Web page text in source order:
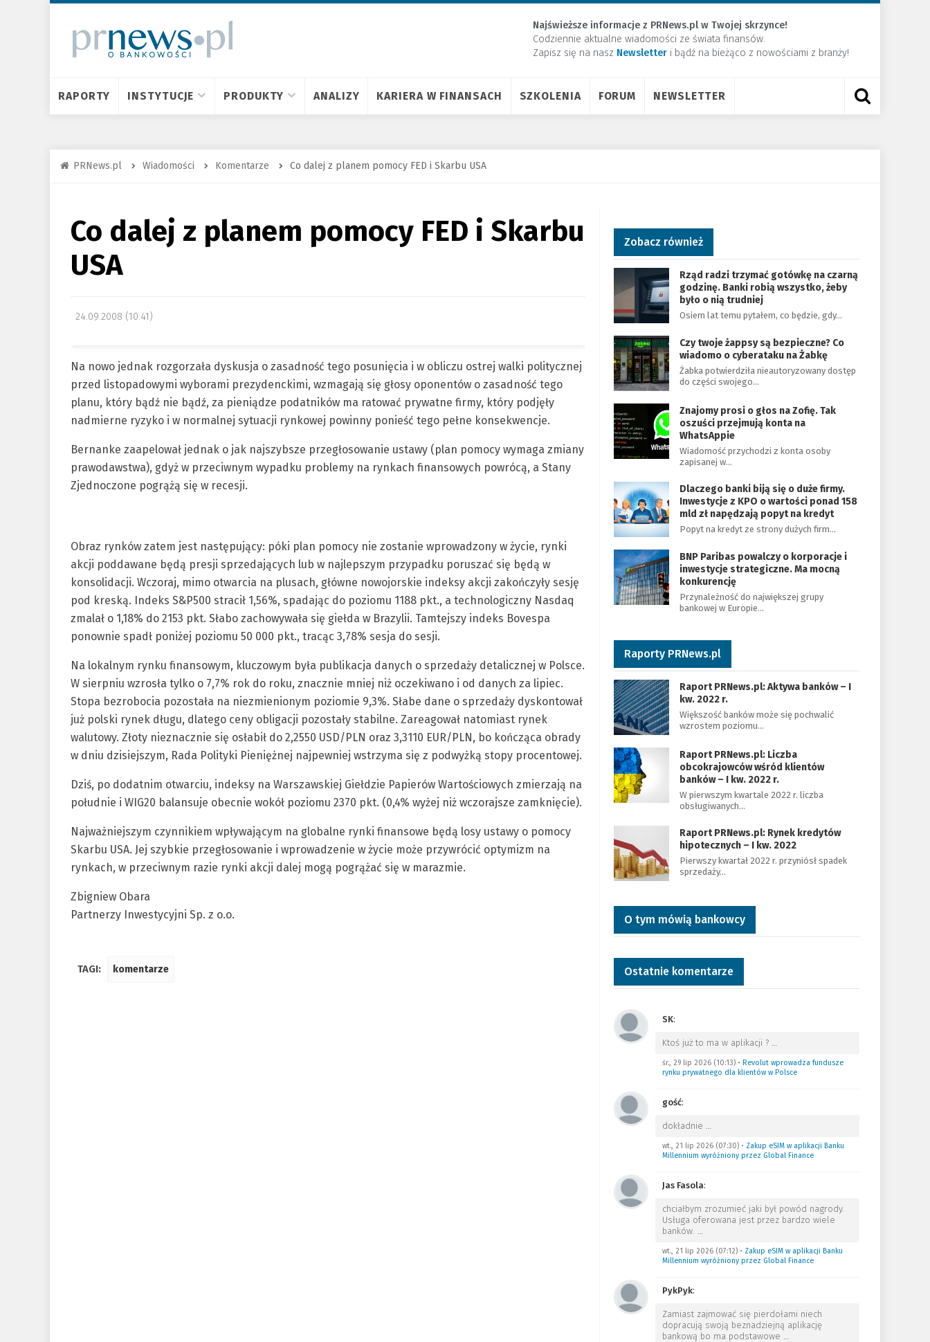
Najświeższe informacje z PRNews.pl w Twojej skrzynce!
Codziennie aktualne wiadomości ze świata finansów.
Zapisz się na nasz Newsletter ​i bądź na bieżąco z nowościami z branży!
RAPORTY INSTYTUCJE PRODUKTY ANALIZY KARIERA W FINANSACH SZKOLENIA FORUM NEWSLETTER
PRNews.pl Wiadomości Komentarze Co dalej z planem pomocy FED i Skarbu USA
Co dalej z planem pomocy FED i Skarbu
USA
24.09.2008 (10:41)
Na nowo jednak rozgorzała dyskusja o zasadność tego posunięcia i w obliczu ostrej walki politycznej
przed listopadowymi wyborami prezydenckimi, wzmagają się głosy oponentów o zasadność tego
planu, który bądź nie bądź, za pieniądze podatników ma ratować prywatne firmy, który podjęły
nadmierne ryzyko i w normalnej sytuacji rynkowej powinny ponieść tego pełne konsekwencje.
Bernanke zaapelował jednak o jak najszybsze przegłosowanie ustawy (plan pomocy wymaga zmiany
prawodawstwa), gdyż w przeciwnym wypadku problemy na rynkach finansowych powrócą, a Stany
Zjednoczone pogrążą się w recesji.
Obraz rynków zatem jest następujący: póki plan pomocy nie zostanie wprowadzony w życie, rynki
akcji poddawane będą presji sprzedających lub w najlepszym przypadku poruszać się będą w
konsolidacji. Wczoraj, mimo otwarcia na plusach, główne nowojorskie indeksy akcji zakończyły sesję
pod kreską. Indeks S&P500 stracił 1,56%, spadając do poziomu 1188 pkt., a technologiczny Nasdaq
zmalał o 1,18% do 2153 pkt. Słabo zachowywała się giełda w Brazylii. Tamtejszy indeks Bovespa
ponownie spadł poniżej poziomu 50 000 pkt., tracąc 3,78% sesja do sesji.
Na lokalnym rynku finansowym, kluczowym była publikacja danych o sprzedaży detalicznej w Polsce.
W sierpniu wzrosła tylko o 7,7% rok do roku, znacznie mniej niż oczekiwano i od danych za lipiec.
Stopa bezrobocia pozostała na niezmienionym poziomie 9,3%. Słabe dane o sprzedaży dyskontował
już polski rynek długu, dlatego ceny obligacji pozostały stabilne. Zareagował natomiast rynek
walutowy. Złoty nieznacznie się osłabił do 2,2550 USD/PLN oraz 3,3110 EUR/PLN, bo kończąca obrady
w dniu dzisiejszym, Rada Polityki Pieniężnej najpewniej wstrzyma się z podwyżką stopy procentowej.
Dziś, po dodatnim otwarciu, indeksy na Warszawskiej Giełdzie Papierów Wartościowych zmierzają na
południe i WIG20 balansuje obecnie wokół poziomu 2370 pkt. (0,4% wyżej niż wczorajsze zamknięcie).
Najważniejszym czynnikiem wpływającym na globalne rynki finansowe będą losy ustawy o pomocy
Skarbu USA. Jej szybkie przegłosowanie i wprowadzenie w życie może przywrócić optymizm na
rynkach, w przeciwnym razie rynki akcji dalej mogą pogrążać się w marazmie.
Zbigniew Obara
Partnerzy Inwestycyjni Sp. z o.o.
TAGI: komentarze
Zobacz również
Rząd radzi trzymać gotówkę na czarną
godzinę. Banki robią wszystko, żeby
było o nią trudniej
Osiem lat temu pytałem, co będzie, gdy…
Czy twoje żappsy są bezpieczne? Co
wiadomo o cyberataku na Żabkę
Żabka potwierdziła nieautoryzowany dostęp
do części swojego…
Znajomy prosi o głos na Zofię. Tak
oszuści przejmują konta na
WhatsAppie
Wiadomość przychodzi z konta osoby
zapisanej w…
Dlaczego banki biją się o duże firmy.
Inwestycje z KPO o wartości ponad 158
mld zł napędzają popyt na kredyt
Popyt na kredyt ze strony dużych firm…
BNP Paribas powalczy o korporacje i
inwestycje strategiczne. Ma mocną
konkurencję
Przynależność do największej grupy
bankowej w Europie…
Raporty PRNews.pl
Raport PRNews.pl: Aktywa banków – I
kw. 2022 r.
Większość banków może się pochwalić
wzrostem poziomu…
Raport PRNews.pl: Liczba
obcokrajowców wśród klientów
banków – I kw. 2022 r.
W pierwszym kwartale 2022 r. liczba
obsługiwanych…
Raport PRNews.pl: Rynek kredytów
hipotecznych – I kw. 2022
Pierwszy kwartał 2022 r. przyniósł spadek
sprzedaży…
O tym mówią bankowcy
Ostatnie komentarze
SK:
Ktoś już to ma w aplikacji ? …
śr., 29 lip 2026 (10:13)• Revolut wprowadza fundusze
rynku prywatnego dla klientów w Polsce
gość:
dokładnie …
wt., 21 lip 2026 (07:30)• Zakup eSIM w aplikacji Banku
Millennium wyróżniony przez Global Finance
Jas Fasola:
chciałbym zrozumieć jaki był powód nagrody.
Usługa oferowana jest przez bardzo wiele
banków. …
wt., 21 lip 2026 (07:12)• Zakup eSIM w aplikacji Banku
Millennium wyróżniony przez Global Finance
PykPyk:
Zamiast zajmować się pierdołami niech
dopracują swoją beznadziejną aplikację
bankową bo ma podstawowe …